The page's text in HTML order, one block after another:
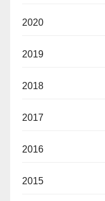
2020
2019
2018
2017
2016
2015